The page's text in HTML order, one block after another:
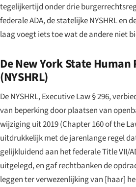
tegelijkertijd onder drie
federale ADA, de statelijke NYSHRL en
laag voegt iets toe wat de andere niet
De New York State
(NYSHRL)
De NYSHRL, Executive Law § 296,
van beperking door plaatsen van
wijziging uit 2019 (Chapter 160 of the
uitdrukkelijk met de jarenlange regel
gelijkluidend aan het federale Title VII/
uitgelegd, en gaf rechtbanken de
leggen ter verwezenlijking van [haar]